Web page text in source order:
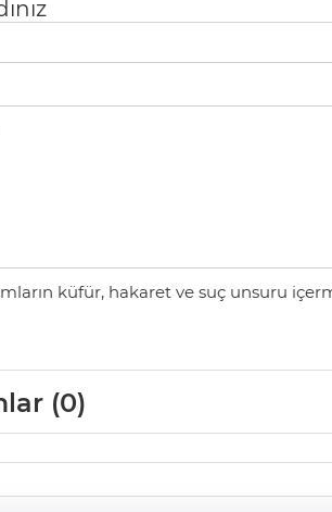
küfür, hakaret ve suç unsuru
(0)